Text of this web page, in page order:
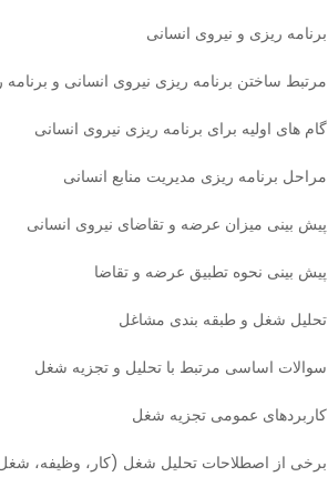
برنامه ریزی و نیروی انسانی
مرتبط ساختن برنامه ریزی نیروی انسانی و
گام های اولیه برای برنامه ریزی نیروی انسانی
مراحل برنامه ریزی مدیریت منابع انسانی
پیش بینی میزان عرضه و تقاضای نیروی انسانی
پیش بینی نحوه تطبیق عرضه و تقاضا
تحلیل شغل و طبقه بندی مشاغل
سوالات اساسی مرتبط با تحلیل و تجزیه شغل
کاربردهای عمومی تجزیه شغل
برخی از اصطلاحات تحلیل شغل (کار، وظیفه،